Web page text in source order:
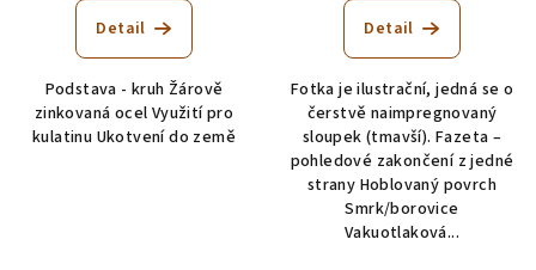
Detail
Podstava - kruh Žárově
zinkovaná ocel Využití pro
kulatinu Ukotvení do země
Detail
Fotka je ilustrační, jedná se o
čerstvě naimpregnovaný
sloupek (tmavší). Fazeta –
pohledové zakončení z jedné
strany Hoblovaný povrch
Smrk/borovice
Vakuotlaková...